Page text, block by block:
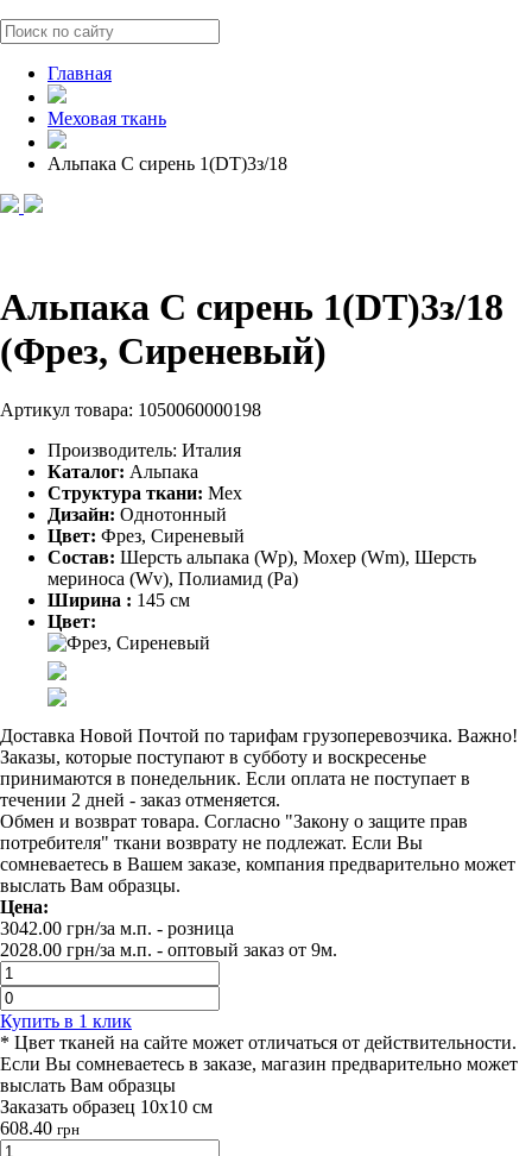
Главная
Меховая ткань
Альпака С сирень 1(DT)3з/18
Альпака С сирень 1(DT)3з/18
(Фрез, Сиреневый)
Артикул товара: 1050060000198
Производитель: Италия
Каталог: Альпака
Структура ткани: Мех
Дизайн: Однотонный
Цвет: Фрез, Сиреневый
Состав: Шерсть альпака (Wp), Мохер (Wm), Шерсть
мериноса (Wv), Полиамид (Pa)
Ширина : 145 см
Цвет:
Доставка Новой Почтой по тарифам грузоперевозчика. Важно!
Заказы, которые поступают в субботу и воскресенье
принимаются в понедельник. Если оплата не поступает в
течении 2 дней - заказ отменяется.
Обмен и возврат товара. Согласно "Закону о защите прав
потребителя" ткани возврату не подлежат. Если Вы
сомневаетесь в Вашем заказе, компания предварительно может
выслать Вам образцы.
Цена:
3042.00 грн/за м.п. - розница
2028.00 грн/за м.п. - оптовый заказ от 9м.
Купить в 1 клик
* Цвет тканей на сайте может отличаться от действительности.
Если Вы сомневаетесь в заказе, магазин предварительно может
выслать Вам образцы
Заказать образец 10х10 см
608.40 грн